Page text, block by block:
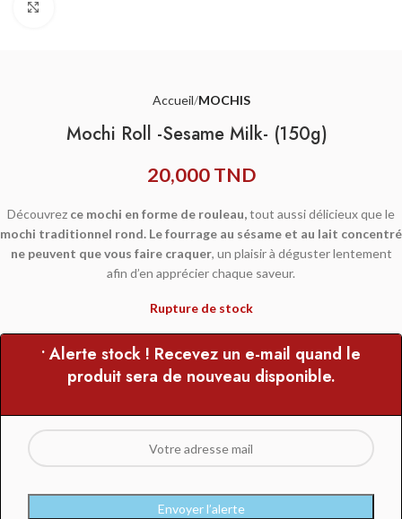
Accueil MOCHIS
Mochi Roll -Sesame Milk- (150g)
20,000TND
Découvrez ce mochi en forme de rouleau,tout aussi délicieux que le
mochi traditionnel rond. Le fourrage au sésame et au lait concentré
ne peuvent que vous faire craquer, un plaisir à déguster lentement
afin d’en apprécier chaque saveur.
Rupture de stock
• Alerte stock ! Recevez un e-mail quand le
produit sera de nouveau disponible.
Envoyer l’alerte